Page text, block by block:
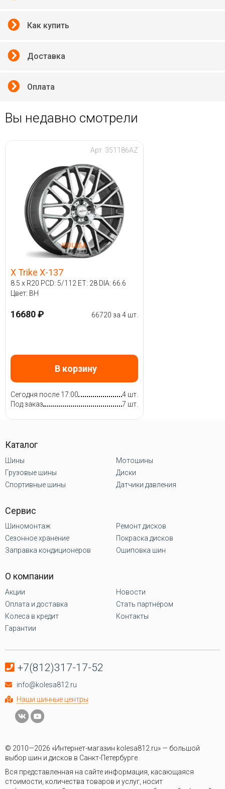
Как купить
Доставка
Оплата
Вы недавно смотрели
Арт: 351186AZ
X Trike X-137
8.5 x R20 PCD: 5/112 ET: 28 DIA: 66.6
Цвет: BH
16680 ₽ 66720 за 4 шт.
В корзину
Сегодня после 17:00
4 шт.
Под заказ
7 шт.
Каталог
Шины
Грузовые шины
Спортивные шины
Мотошины
Диски
Датчики давления
Сервис
Шиномонтаж
Сезонное хранение
Заправка кондиционеров
Ремонт дисков
Покраска дисков
Ошиповка шин
О компании
Акции
Оплата и доставка
Колеса в кредит
Гарантии
Новости
Стать партнёром
Контакты
+7(812)317-17-52
info@kolesa812.ru
Наши шинные центры
© 2010—2026 «Интернет-магазин kolesa812.ru» — большой
выбор шин и дисков в Санкт-Петербурге
Вся представленная на сайте информация, касающаяся
стоимости, количества товаров и услуг, носит